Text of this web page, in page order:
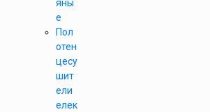
яны
е
Пол
отен
цесу
шит
ели
елек